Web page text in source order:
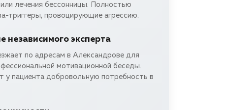
лечения бессонницы. Полностью
триггеры, провоцирующие агрессию.
независимого эксперта
по адресам в Александрове для
мотивационной беседы.
у пациента добровольную потребность в